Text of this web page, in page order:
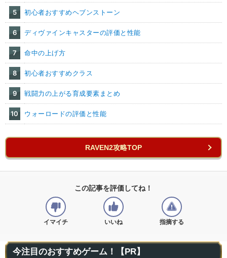
5 初心者おすすめヘブンストーン
6 ディヴァインキャスターの評価と性能
7 命中の上げ方
8 初心者おすすめクラス
9 戦闘力の上がる育成要素まとめ
10 ウォーロードの評価と性能
RAVEN2攻略TOP
この記事を評価してね！
イマイチ いいね 指摘する
今注目のおすすめゲーム！【PR】